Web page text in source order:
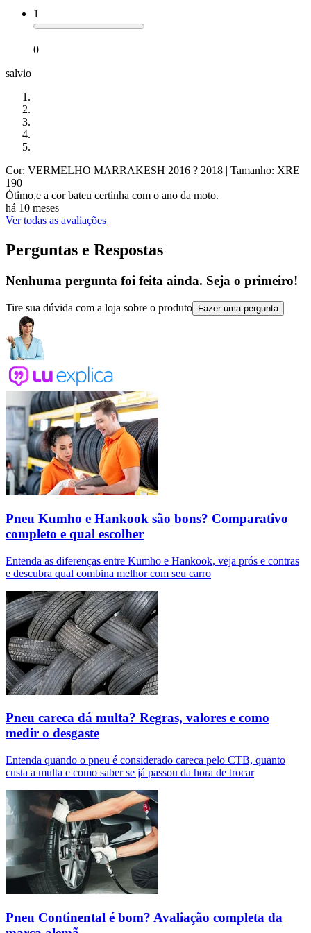
1
0
salvio
Cor: VERMELHO MARRAKESH 2016 ? 2018 | Tamanho: XRE
190
Ótimo,e a cor bateu certinha com o ano da moto.
há 10 meses
Ver todas as avaliações
Perguntas e Respostas
Nenhuma pergunta foi feita ainda. Seja o primeiro!
Tire sua dúvida com a loja sobre o produto Fazer uma pergunta
Pneu Kumho e Hankook são bons? Comparativo
completo e qual escolher
Entenda as diferenças entre Kumho e Hankook, veja prós e contras
e descubra qual combina melhor com seu carro
Pneu careca dá multa? Regras, valores e como
medir o desgaste
Entenda quando o pneu é considerado careca pelo CTB, quanto
custa a multa e como saber se já passou da hora de trocar
Pneu Continental é bom? Avaliação completa da